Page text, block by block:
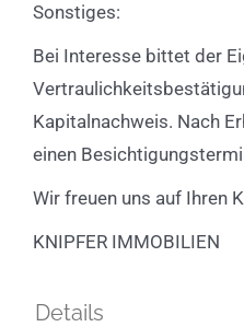
Sonstiges:
Bei Interesse bittet der
Kapitalnachweis. Nach
einen
Wir freuen uns auf Ihren
KNIPFER IMMOBILIEN
Details